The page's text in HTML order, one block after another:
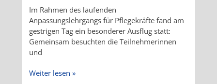
Im Rahmen des laufenden
Anpassungslehrgangs für Pflegekräfte fand am
gestrigen Tag ein besonderer Ausflug statt:
Gemeinsam besuchten die Teilnehmerinnen
und
Weiter lesen »